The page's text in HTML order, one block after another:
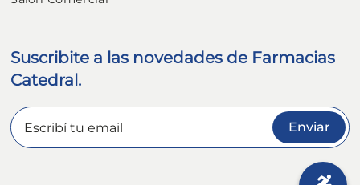
Suscribite a las novedades de Farmacias
Catedral.
Enviar